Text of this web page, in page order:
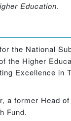
Education.
the National
the Higher
Excellence in
a former Head of
Fund.